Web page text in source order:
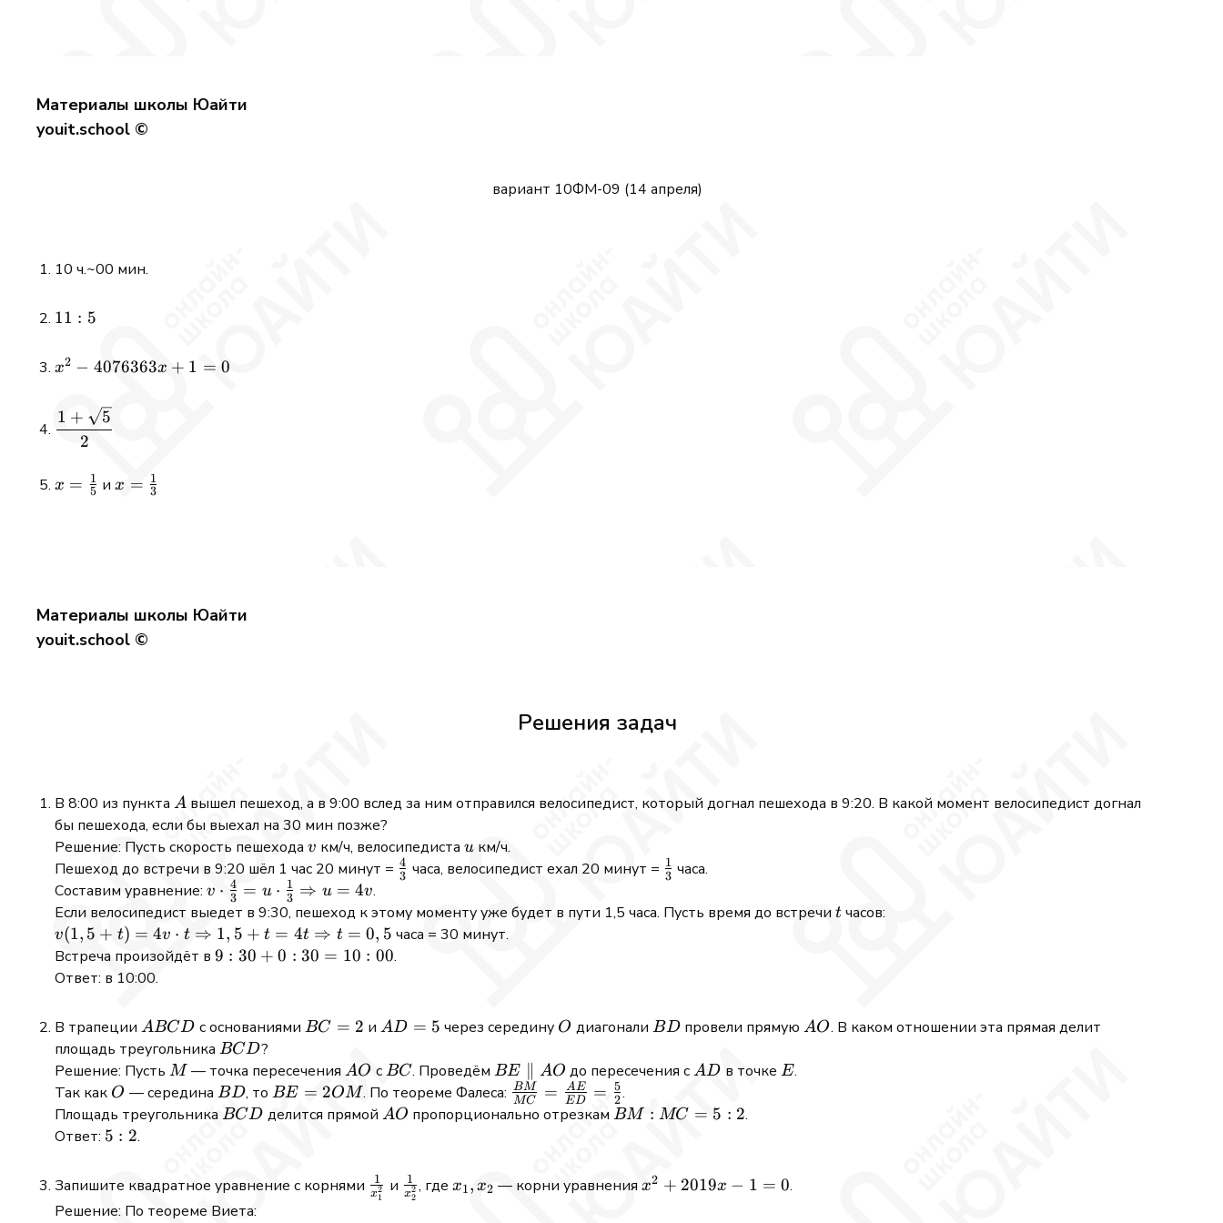
Материалы школы Юайти
youit.school ©
вариант 10ФМ-09 (14 апреля)
10 ч.~00 мин.
11:5
11 : 5
x^2 -
+ 1 = 0
x2 − 4076363x + 1 = 0
\displaystyle\frac{1
+ \sqrt{5}}{2}
2
1 + 5
x =
x = 5
1 иx =
x = 3
1
Материалы школы Юайти
youit.school ©
Решения задач
В 8:00 из пункта A
A вышел пешеход, а в 9:00 вслед за ним отправился велосипедист, который догнал пешехода в 9:20. В какой момент велосипедист догнал
бы пешехода, если бы выехал на 30 мин позже?
Решение: Пусть скорость пешехода v
v км/ч, велосипедиста u
uкм/ч.
Пешеход до встречи в 9:20 шёл 1 час 20 минут = \frac{4}
3
4 часа, велосипедист ехал 20 минут = \frac{1}
3
1 часа.
Составим уравнение: v \cdot
\frac{4}{3}
= u \cdot
\frac{1}{3}
v ⋅ 3
4 = u ⋅ 3
1 ⇒ u = 4v.
Если велосипедист выедет в 9:30, пешеход к этому моменту уже будет в пути 1,5 часа. Пусть время до встречиt
t часов:
v(1,5 + t) =
4v \cdot t
\Rightarrow
\Rightarrow
t = 0,5
v(1, 5 + t) = 4v ⋅ t ⇒ 1, 5 + t = 4t ⇒ t = 0, 5 часа = 30 минут.
Встреча произойдёт в 9:30
10:00
9 : 30 + 0 : 30 = 10 : 00.
Ответ: в 10:00.
В трапеции ABCD
ABCD с основаниями BC
2
BC = 2 иAD
5
AD = 5 через середину O
O диагонали BD
BD провели прямуюAO
AO. В каком отношении эта прямая делит
площадь треугольника BCD
BCD?
Решение: Пусть M
M — точка пересеченияAO
AO сBC
BC. ПроведёмBE
\parallel
AO
BE AO до пересечения сAD
AD в точке E
E.
Так как O
O — середина BD
BD, тоBE
=
BE = 2OM. По теореме Фалеса: \frac{BM}
{MC} =
{2}
MC
BM = ED
AE = 2
5.
Площадь треугольникаBCD
BCD делится прямой AO
AO пропорционально отрезкамBM:MC
BM : MC = 5 : 2.
Ответ: 5:2
5 : 2.
Запишите квадратное уравнение с корнями \frac{1}
{x_1^2}
x1
2
1 и \frac{1}
{x_2^2}
x2
2
1 , гдеx_1,
x1, x2 — корни уравненияx^2 +
x2 + 2019x − 1 = 0.
Решение: По теореме Виета: